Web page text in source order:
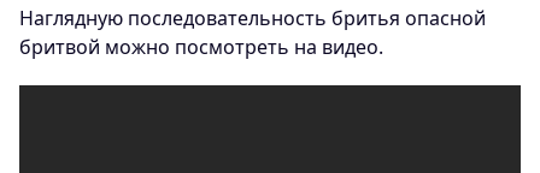
Наглядную последовательность бритья опасной
бритвой можно посмотреть на видео.